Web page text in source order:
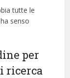
tutte le
senso
per
ricerca